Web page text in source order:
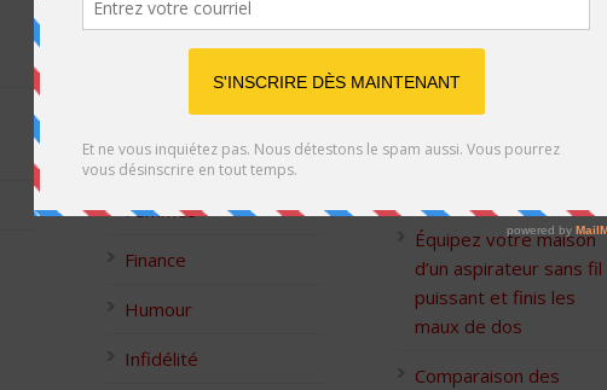
Conseils pour les
Femmes
Finance
Humour
Infidélité
meilleurs sites de
Équipez votre maison
d’un aspirateur sans fil
puissant et finis les
maux de dos
Comparaison des